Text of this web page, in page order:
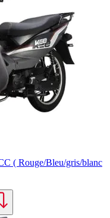
( Rouge/Bleu/gris/blanc